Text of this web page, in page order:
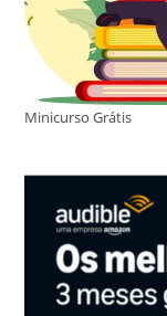
Minicurso Grátis